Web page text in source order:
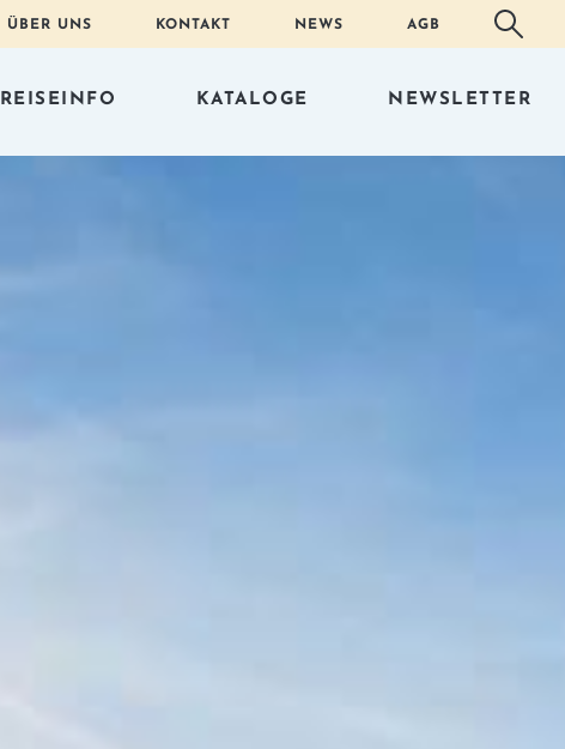
ÜBER UNS KONTAKT NEWS AGB
REISEINFO KATALOGE NEWSLETTER